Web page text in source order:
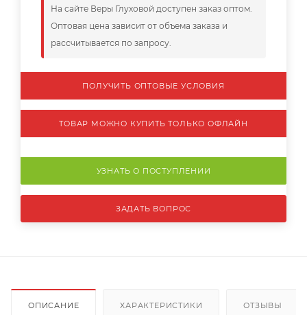
На сайте Веры Глуховой доступен заказ оптом.
Оптовая цена зависит от объема заказа и
рассчитывается по запросу.
ПОЛУЧИТЬ ОПТОВЫЕ УСЛОВИЯ
ТОВАР МОЖНО КУПИТЬ ТОЛЬКО ОФЛАЙН
УЗНАТЬ О ПОСТУПЛЕНИИ
ЗАДАТЬ ВОПРОС
ОПИСАНИЕ ХАРАКТЕРИСТИКИ ОТЗЫВЫ